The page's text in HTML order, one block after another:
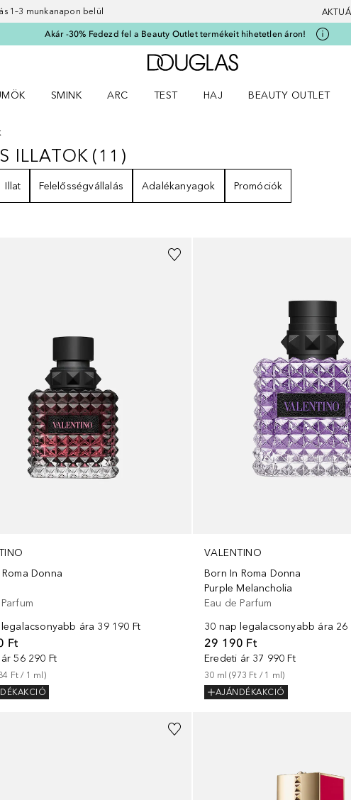
1–3 munkanapon belül
Akár -30% Fedezd fel a Beauty Outlet termékeit hihetetlen áron!
A Douglas Főoldalra
SMINK
ARC
TEST
HAJ
BEAUTY OUTLET
ILLATOK11EREDMÉNYEK
ILLATOK (11 )
Illat Felelősségvállalás Adalékanyagok Promóciók
Donna
ára 39 190 Ft
Ft
56 290 Ft
Ft / 1 ml )
VALENTINO
Born In Roma Donna
Purple Melancholia
Eau de Parfum
30 nap legalacsonyabb ára 26
29 190 Ft
Eredeti ár 37 990 Ft
30 ml (973 Ft / 1 ml )
AJÁNDÉKAKCIÓ